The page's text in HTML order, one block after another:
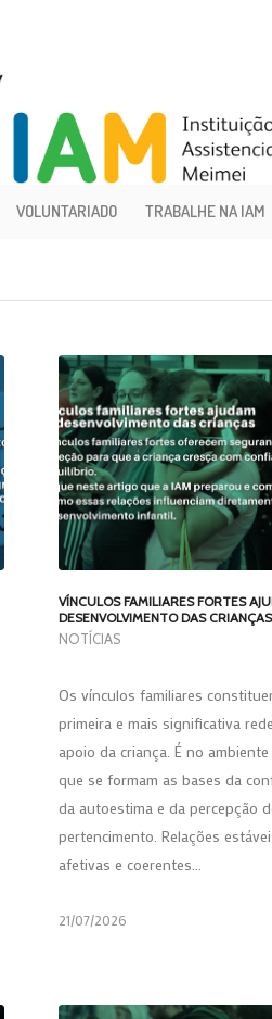
VOLUNTARIADO TRABALHE NA IAM
VÍNCULOS FAMILIARES FORTES
DESENVOLVIMENTO DAS CRIANÇAS
NOTÍCIAS
Os vínculos familiares
primeira e mais significativa
apoio da criança. É no
que se formam as bases da
da autoestima e da percepção
pertencimento. Relações
afetivas e coerentes…
21/07/2026